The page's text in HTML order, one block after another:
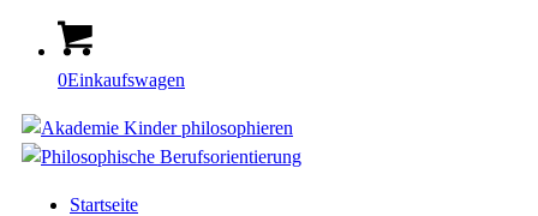
0Einkaufswagen
Startseite